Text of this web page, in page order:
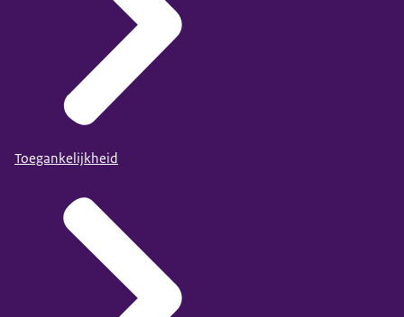
Toegankelijkheid